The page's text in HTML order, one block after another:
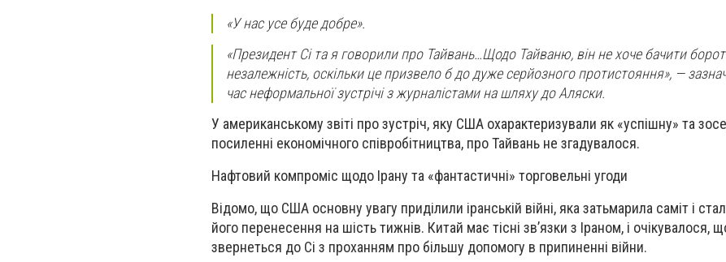
«У нас усе буде добре».
«Президент Сі та я говорили про Тайвань…Щодо Тайваню, він не хоче бачити
незалежність, оскільки це призвело б до дуже серйозного протистояння», —
час неформальної зустрічі з журналістами на шляху до Аляски.
У американському звіті про зустріч, яку США охарактеризували як «успішну» та
посиленні економічного співробітництва, про Тайвань не згадувалося.
Нафтовий компроміс щодо Ірану та «фантастичні» торговельні угоди
Відомо, що США основну увагу приділили іранській війні, яка затьмарила саміт і
його перенесення на шість тижнів. Китай має тісні зв’язки з Іраном, і очікувалося,
звернеться до Сі з проханням про більшу допомогу в припиненні війни.